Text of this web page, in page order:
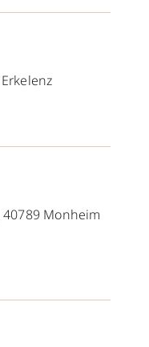
Erkelenz
40789 Monheim